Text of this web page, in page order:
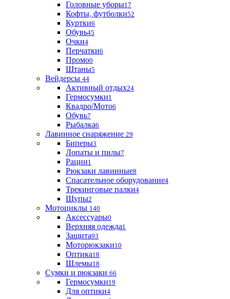
Головные уборы17
Кофты, футболки52
Куртки6
Обувь45
Очки4
Перчатки6
Промо0
Штаны5
Вейдерсы 44
Активный отдых24
Гермосумки1
Квадро/Мото6
Обувь7
Рыбалка6
Лавинное снаряжение 29
Биперы3
Лопаты и пилы7
Рации1
Рюкзаки лавинные8
Спасательное оборудование4
Трекинговые палки4
Щупы2
Мотоциклы 140
Аксессуары0
Верхняя одежда1
Защита93
Моторюкзаки10
Оптика18
Шлемы18
Сумки и рюкзаки 66
Гермосумки19
Для оптики4